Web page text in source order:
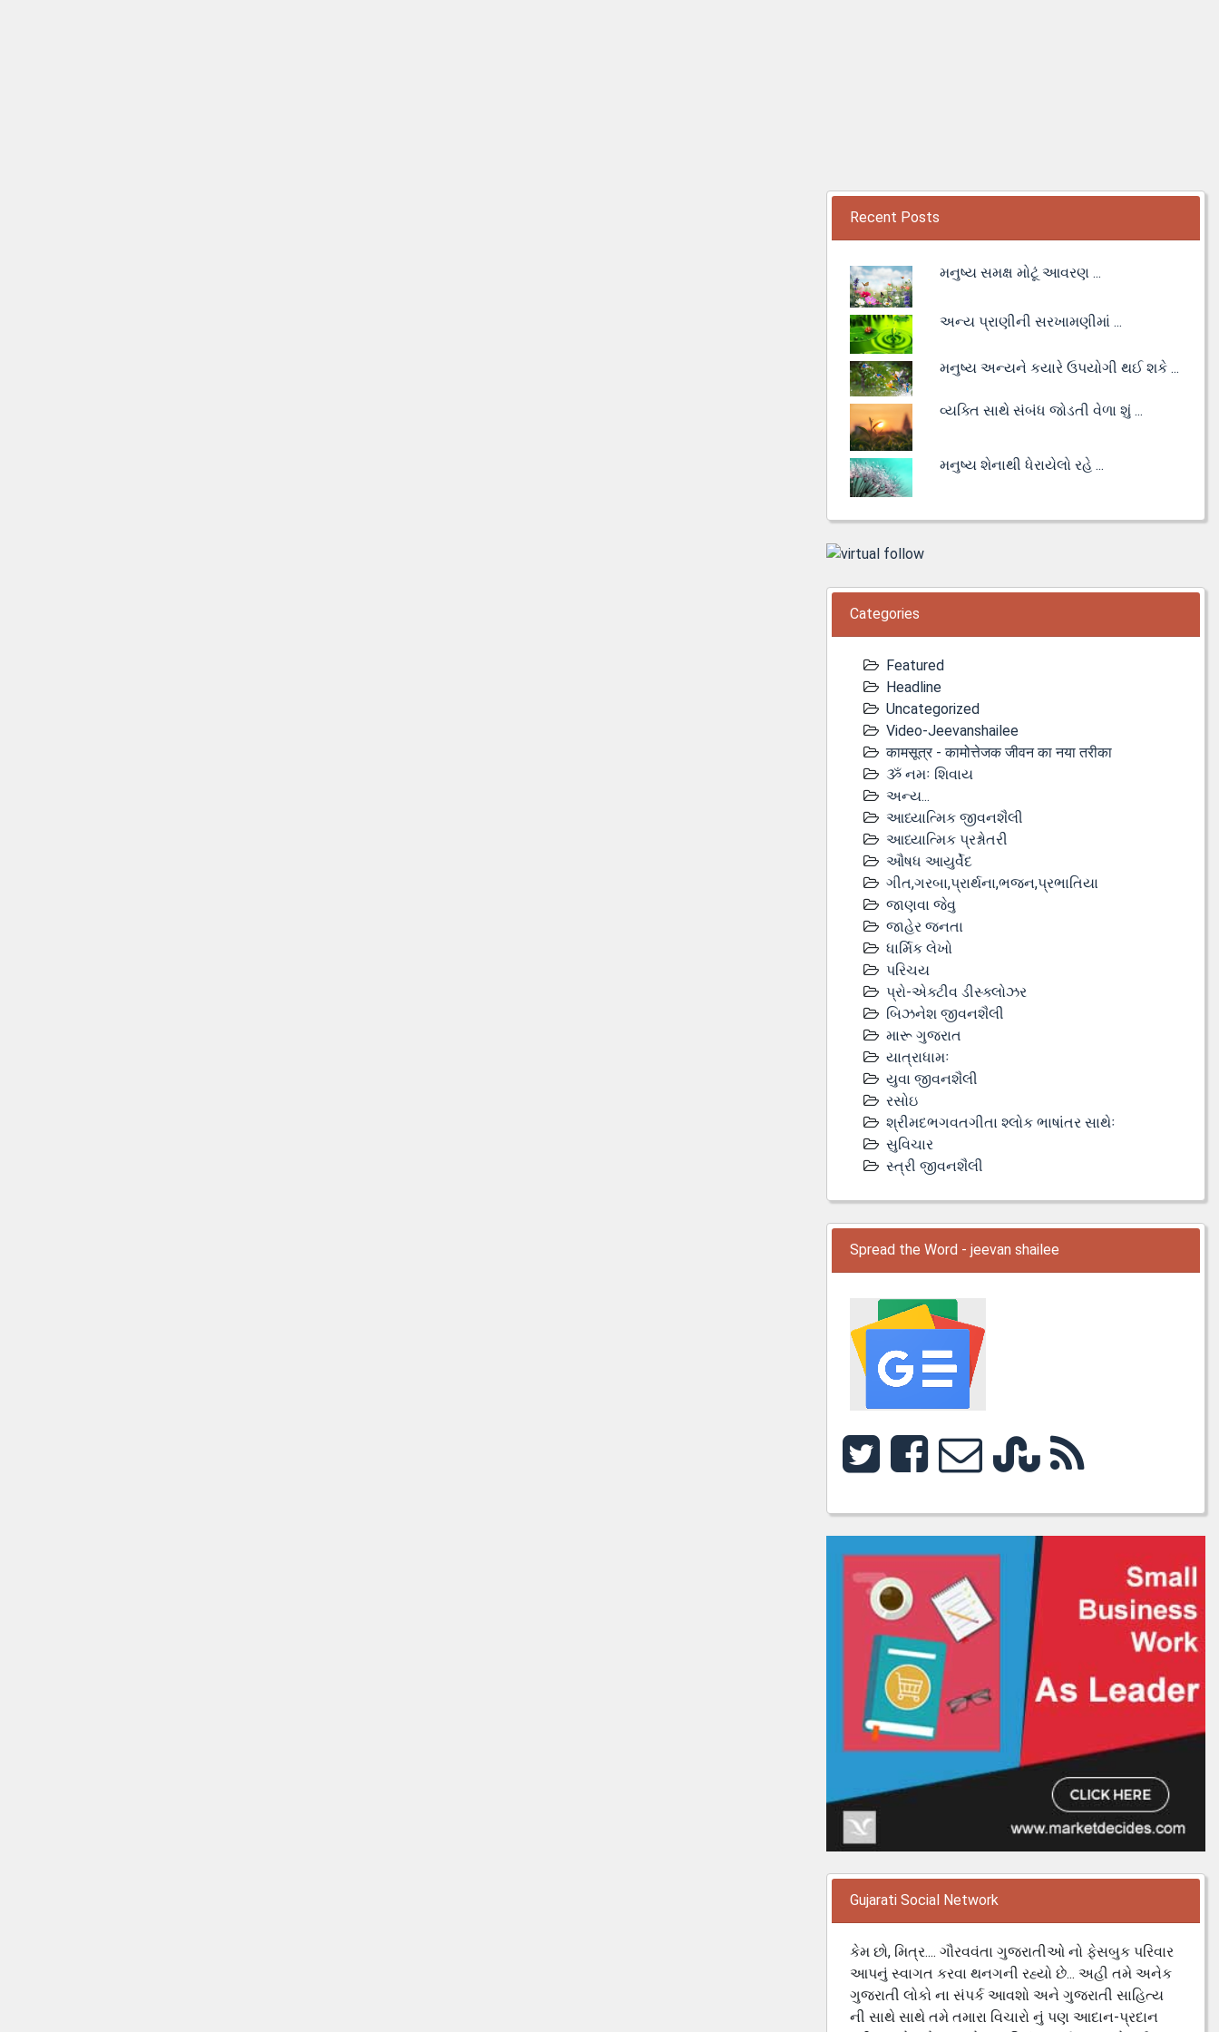
Recent Posts
મનુષ્ય સમક્ષ મોટૂં આવરણ ...
અન્ય પ્રાણીની સરખામણીમાં ...
મનુષ્ય અન્યને કયારે ઉપયોગી થઈ શકે ...
વ્યક્તિ સાથે સંબંધ જોડતી વેળા શું ...
મનુષ્ય શેનાથી ધેરાયેલો રહે ...
Categories
Featured
Headline
Uncategorized
Video-Jeevanshailee
कामसूत्र - कामोत्तेजक जीवन का नया तरीका
ૐ નમઃ શિવાય
અન્ય...
આધ્યાત્મિક જીવનશૈલી
આધ્યાત્મિક પ્રશ્નોતરી
ઔષધ આયુર્વેદ
ગીત,ગરબા,પ્રાર્થના,ભજન,પ્રભાતિયા
જાણવા જેવુ
જાહેર જનતા
ધાર્મિક લેખો
પરિચય
પ્રો-એક્ટીવ ડીસ્‍ક્લોઝર
બિઝનેશ જીવનશૈલી
મારૂ ગુજરાત
યાત્રાધામઃ
યુવા જીવનશૈલી
રસોઇ
શ્રીમદભગવતગીતા શ્લોક ભાષાંતર સાથેઃ
સુવિચાર
સ્ત્રી જીવનશૈલી
Spread the Word - jeevan shailee
Gujarati Social Network
કેમ છો, મિત્ર.... ગૌરવવંતા ગુજરાતીઓ નો ફેસબુક પરિવાર
આપનું સ્વાગત કરવા થનગની રહ્યો છે... અહી તમે અનેક
ગુજરાતી લોકો ના સંપર્ક આવશો અને ગુજરાતી સાહિત્ય
ની સાથે સાથે તમે તમારા વિચારો નું પણ આદાન-પ્રદાન